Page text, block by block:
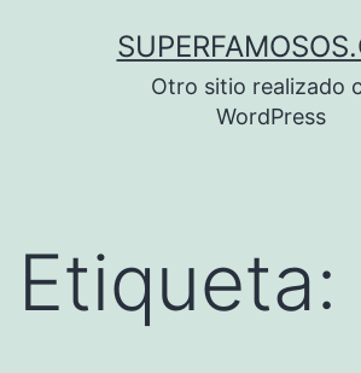
Otro sitio realizado
WordPress
Etiqueta: